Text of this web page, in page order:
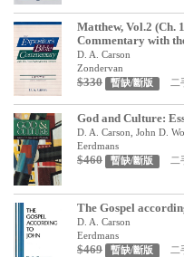
得獎作品推介
暢銷榜
中文二手書
英文二手書
精選英文書
電子書
基道 Top 50
Matthew, Vol.2 (Ch.
Commentary with
D. A. Carson
Zondervan
$330 暫缺/斷版 二
God and Culture:
D. A. Carson, John D.
Eerdmans
$460 暫缺/斷版 二
The Gospel
D. A. Carson
Eerdmans
$469 暫缺/斷版 二